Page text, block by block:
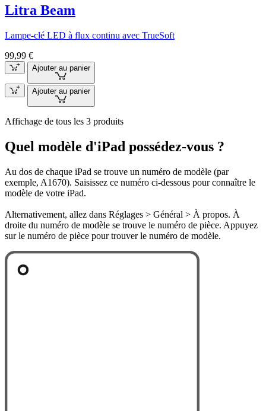
Litra Beam
Lampe-clé LED à flux continu avec TrueSoft
99,99 €
Ajouter au panier
Ajouter au panier
Affichage de tous les 3 produits
Quel modèle d'iPad possédez-vous ?
Au dos de chaque iPad se trouve un numéro de modèle (par
exemple, A1670). Saisissez ce numéro ci-dessous pour connaître le
modèle de votre iPad.
Alternativement, allez dans Réglages > Général > À propos. À
droite du numéro de modèle se trouve le numéro de pièce. Appuyez
sur le numéro de pièce pour trouver le numéro de modèle.